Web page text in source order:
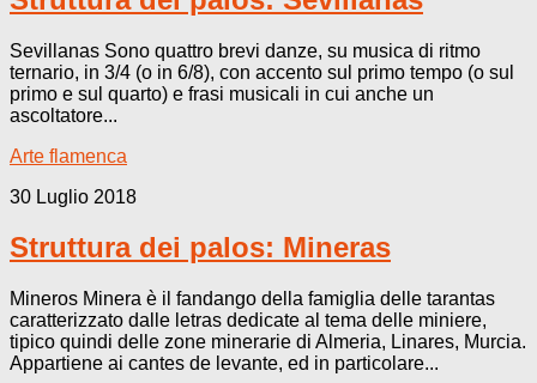
Sevillanas Sono quattro brevi danze, su musica di ritmo
ternario, in 3/4 (o in 6/8), con accento sul primo tempo (o sul
primo e sul quarto) e frasi musicali in cui anche un
ascoltatore...
Arte flamenca
30 Luglio 2018
Struttura dei palos: Mineras
Mineros Minera è il fandango della famiglia delle tarantas
caratterizzato dalle letras dedicate al tema delle miniere,
tipico quindi delle zone minerarie di Almeria, Linares, Murcia.
Appartiene ai cantes de levante, ed in particolare...